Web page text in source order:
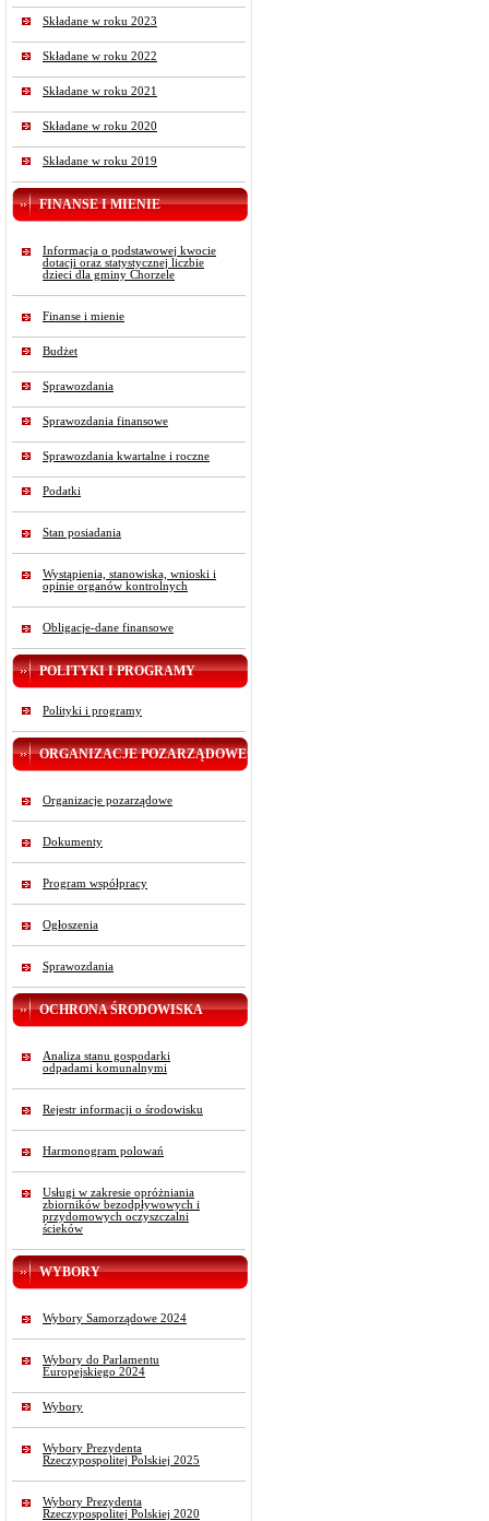
Składane w roku 2023
Składane w roku 2022
Składane w roku 2021
Składane w roku 2020
Składane w roku 2019
FINANSE I MIENIE
Informacja o podstawowej kwocie
dotacji oraz statystycznej liczbie
dzieci dla gminy Chorzele
Finanse i mienie
Budżet
Sprawozdania
Sprawozdania finansowe
Sprawozdania kwartalne i roczne
Podatki
Stan posiadania
Wystąpienia, stanowiska, wnioski i
opinie organów kontrolnych
Obligacje-dane finansowe
POLITYKI I PROGRAMY
Polityki i programy
ORGANIZACJE POZARZĄDOWE
Organizacje pozarządowe
Dokumenty
Program współpracy
Ogłoszenia
Sprawozdania
OCHRONA ŚRODOWISKA
Analiza stanu gospodarki
odpadami komunalnymi
Rejestr informacji o środowisku
Harmonogram polowań
Usługi w zakresie opróżniania
zbiorników bezodpływowych i
przydomowych oczyszczalni
ścieków
WYBORY
Wybory Samorządowe 2024
Wybory do Parlamentu
Europejskiego 2024
Wybory
Wybory Prezydenta
Rzeczypospolitej Polskiej 2025
Wybory Prezydenta
Rzeczypospolitej Polskiej 2020